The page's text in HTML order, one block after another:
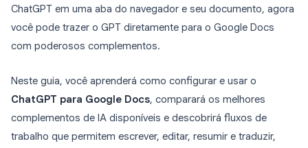
ChatGPT em uma aba do navegador e seu documento, agora
você pode trazer o GPT diretamente para o Google Docs
com poderosos complementos.
Neste guia, você aprenderá como configurar e usar o
ChatGPT para Google Docs, comparará os melhores
complementos de IA disponíveis e descobrirá fluxos de
trabalho que permitem escrever, editar, resumir e traduzir,